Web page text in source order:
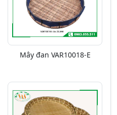
Mây đan VAR10018-E